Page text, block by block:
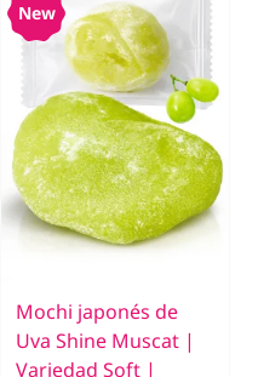
New
Mochi japonés de
Uva Shine Muscat |
Variedad Soft |